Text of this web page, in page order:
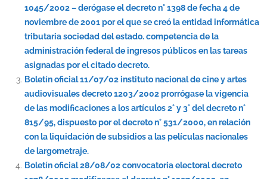
1045/2002 – derógase el decreto n° 1398 de fecha 4 de
noviembre de 2001 por el que se creó la entidad informática
tributaria sociedad del estado. competencia de la
administración federal de ingresos públicos en las tareas
asignadas por el citado decreto.
Boletín oficial 11/07/02 instituto nacional de cine y artes
audiovisuales decreto 1203/2002 prorrógase la vigencia
de las modificaciones a los artículos 2° y 3° del decreto n°
815/95, dispuesto por el decreto n° 531/2000, en relación
con la liquidación de subsidios a las películas nacionales
de largometraje.
Boletín oficial 28/08/02 convocatoria electoral decreto